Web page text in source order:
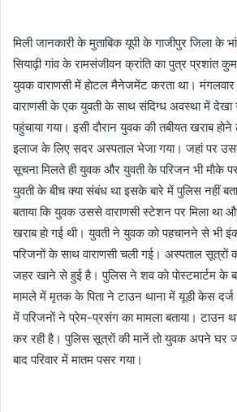
मिली जानकारी के मुताबिक यूपी के गाजीपुर जिला के
सियाढ़ी गांव के रामसंजीवन क्रांति का पुत्र प्रशांत
युवक वाराणसी में हाेटल मैनेजमेंट करता था।
वाराणसी के एक युवती के साथ संदिग्ध अवस्था में देखा
पहुंचाया गया। इसी दाैरान युवक की तबीयत खराब
इलाज के लिए सदर अस्पताल भेजा गया। जहां पर
सूचना मिलते ही युवक और युवती के परिजन भी माैके
युवती के बीच क्या संबंध था इसके बारे में पुलिस नहीं
बताया कि युवक उससे वाराणसी स्टेशन पर मिला था
खराब हाे गई थी। युवती ने युवक काे पहचानने से भी
परिजनाें के साथ वाराणसी चली गई। अस्पताल सूत्राें
जहर खाने से हुई है। पुलिस ने शव काे पाेस्टमार्टम के
मामले में मृतक के पिता ने टाउन थाना में यूडी केस दर्ज
में परिजनाें ने प्रेम-प्रसंग का मामला बताया। टाउन
कर रही है। पुलिस सूत्राें की मानें ताे युवक अपने घर
बाद परिवार में मातम पसर गया।